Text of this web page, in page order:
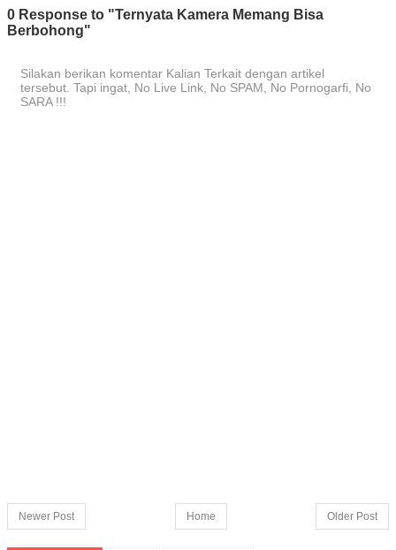
0 Response to "Ternyata Kamera Memang Bisa
Berbohong"
Silakan berikan komentar Kalian Terkait dengan artikel
tersebut. Tapi ingat, No Live Link, No SPAM, No Pornogarfi, No
SARA !!!
Newer Post Older Post
Home